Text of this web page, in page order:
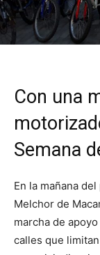
Con una
Semana
En la mañana
Melchor de
marcha de
calles que